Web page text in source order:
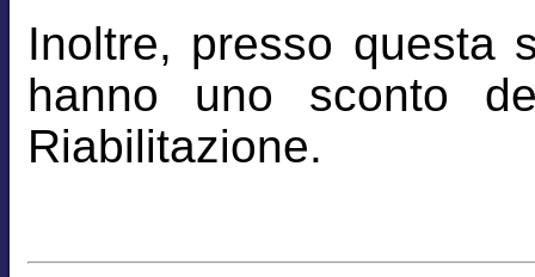
Inoltre, presso questa
hanno uno sconto
Riabilitazione.